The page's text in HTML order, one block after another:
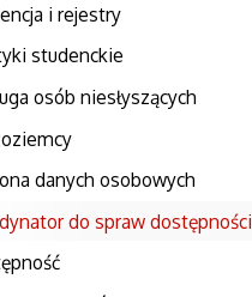
i rejestry
studenckie
osób niesłyszących
danych osobowych
do spraw dostępności